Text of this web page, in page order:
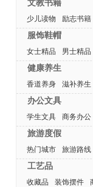
文教书籍
少儿读物 励志书籍
服饰鞋帽
女士精品 男士精品
健康养生
香道养身 滋补养生
办公文具
学生文具 商务办公
旅游度假
热门城市 旅游路线
工艺品
收藏品 装饰摆件
热门排行